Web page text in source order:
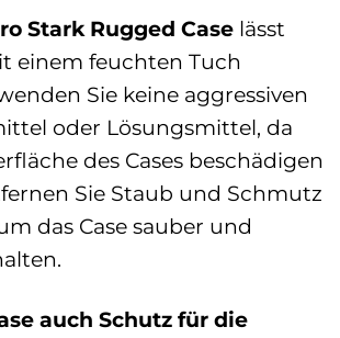
Stark Rugged Case lässt
einem feuchten Tuch
Sie keine aggressiven
oder Lösungsmittel, da
des Cases beschädigen
Sie Staub und Schmutz
das Case sauber und
auch Schutz für die